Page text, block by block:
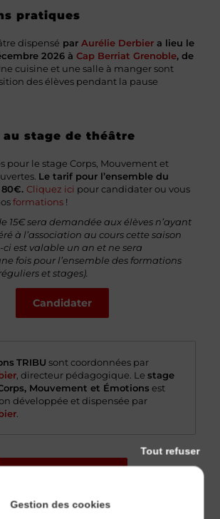
pratiques
dispensé par Aurélie Derbier a lieu le
2026 à Cap Berriat Grenoble, de
cuisine et une salle à manger sont
des élèves pendant la pause
stage de théâtre
pour le stage Corps, Mouvement et
Le tarif pour l’ensemble du
80€. Cliquez ici pour candidater ou vous
formations !
15€ sera demandée aux élèves n’ayant
à l’association au cours cette saison
ci est valable un an et ne sera
fois pour l’ensemble des formations
et stages).
Candidater
TRIBU sont coordonnées par
, directeur pédagogique. Le stage
Mouvement et Émotions est
développée et dispensée par
.
Gestion des cookies
Tout refuser